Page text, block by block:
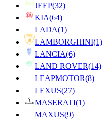
JEEP(32)
KIA(64)
LADA(1)
LAMBORGHINI(1)
LANCIA(6)
LAND ROVER(14)
LEAPMOTOR(8)
LEXUS(27)
MASERATI(1)
MAXUS(9)